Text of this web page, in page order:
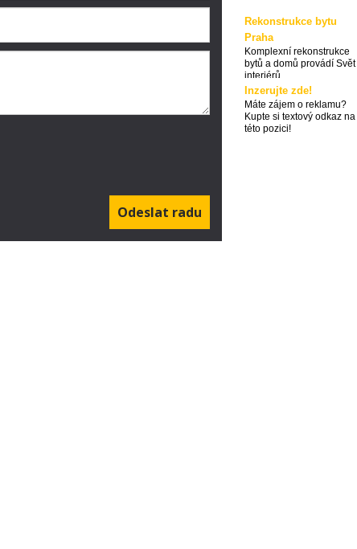
Rekonstrukce bytu
Praha
Komplexní rekonstrukce
bytů a domů provádí Svět
interiérů
Inzerujte zde!
Máte zájem o reklamu?
Kupte si textový odkaz na
této pozici!